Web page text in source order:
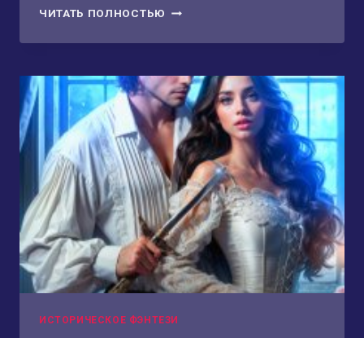
ЧИТАТЬ ПОЛНОСТЬЮ ТАНЦОВЩИЦА
ПОДЗЕМНОГО
ИСТОРИЧЕСКОЕ ФЭНТЕЗИ